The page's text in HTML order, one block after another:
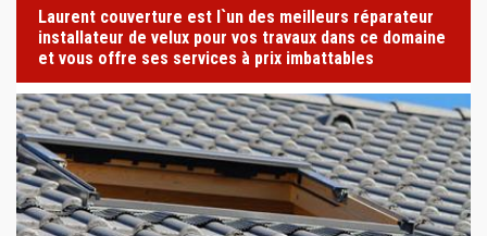
Laurent couverture est l`un des meilleurs réparateur
installateur de velux pour vos travaux dans ce domaine
et vous offre ses services à prix imbattables